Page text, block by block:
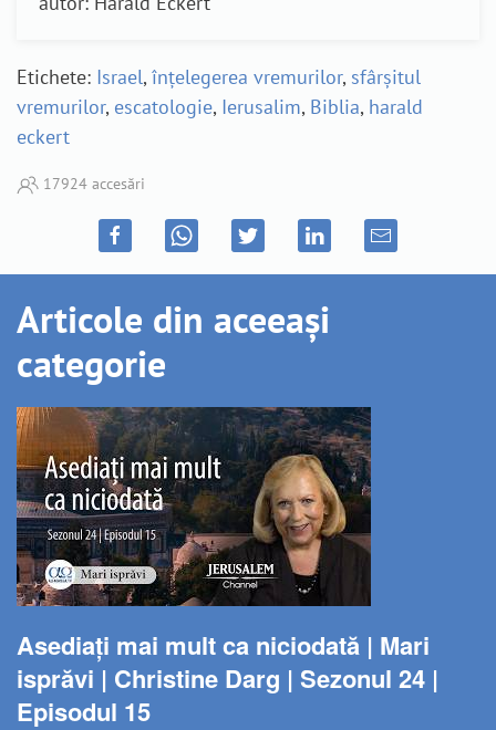
Etichete: Israel,înțelegerea vremurilor, sfârșitul
vremurilor, escatologie, Ierusalim, Biblia, harald
eckert
17924 accesări
Articole din aceeași
categorie
Asediați mai mult ca niciodată | Mari
isprăvi | Christine Darg | Sezonul 24 |
Episodul 15